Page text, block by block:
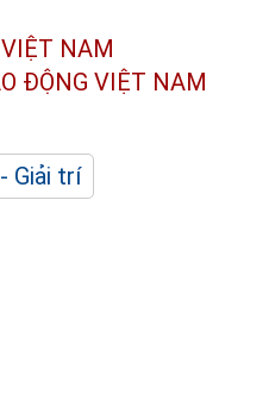
NAM
ĐỘNG VIỆT NAM
Giải trí